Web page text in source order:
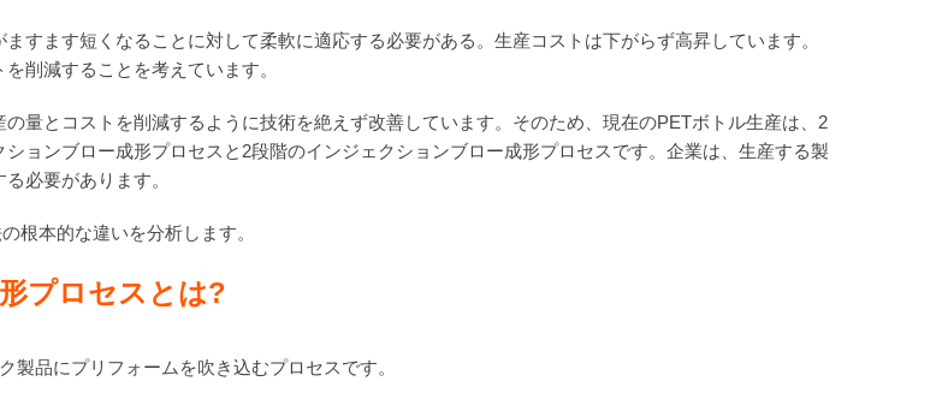
すます短くなることに対して柔軟に適応する必要がある。生産コストは下がらず高昇しています。
削減することを考えています。
量とコストを削減するように技術を絶えず改善しています。そのため、現在のPETボトル生産は、2
ョンブロー成形プロセスと2段階のインジェクションブロー成形プロセスです。企業は、生産する製
必要があります。
根本的な違いを分析します。
プロセス とは?
製品にプリフォームを吹き込むプロセスです。